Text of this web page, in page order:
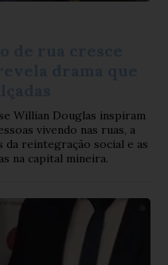
Willian Douglas inspiram
vivendo nas ruas, a
da reintegração social e as
na capital mineira.